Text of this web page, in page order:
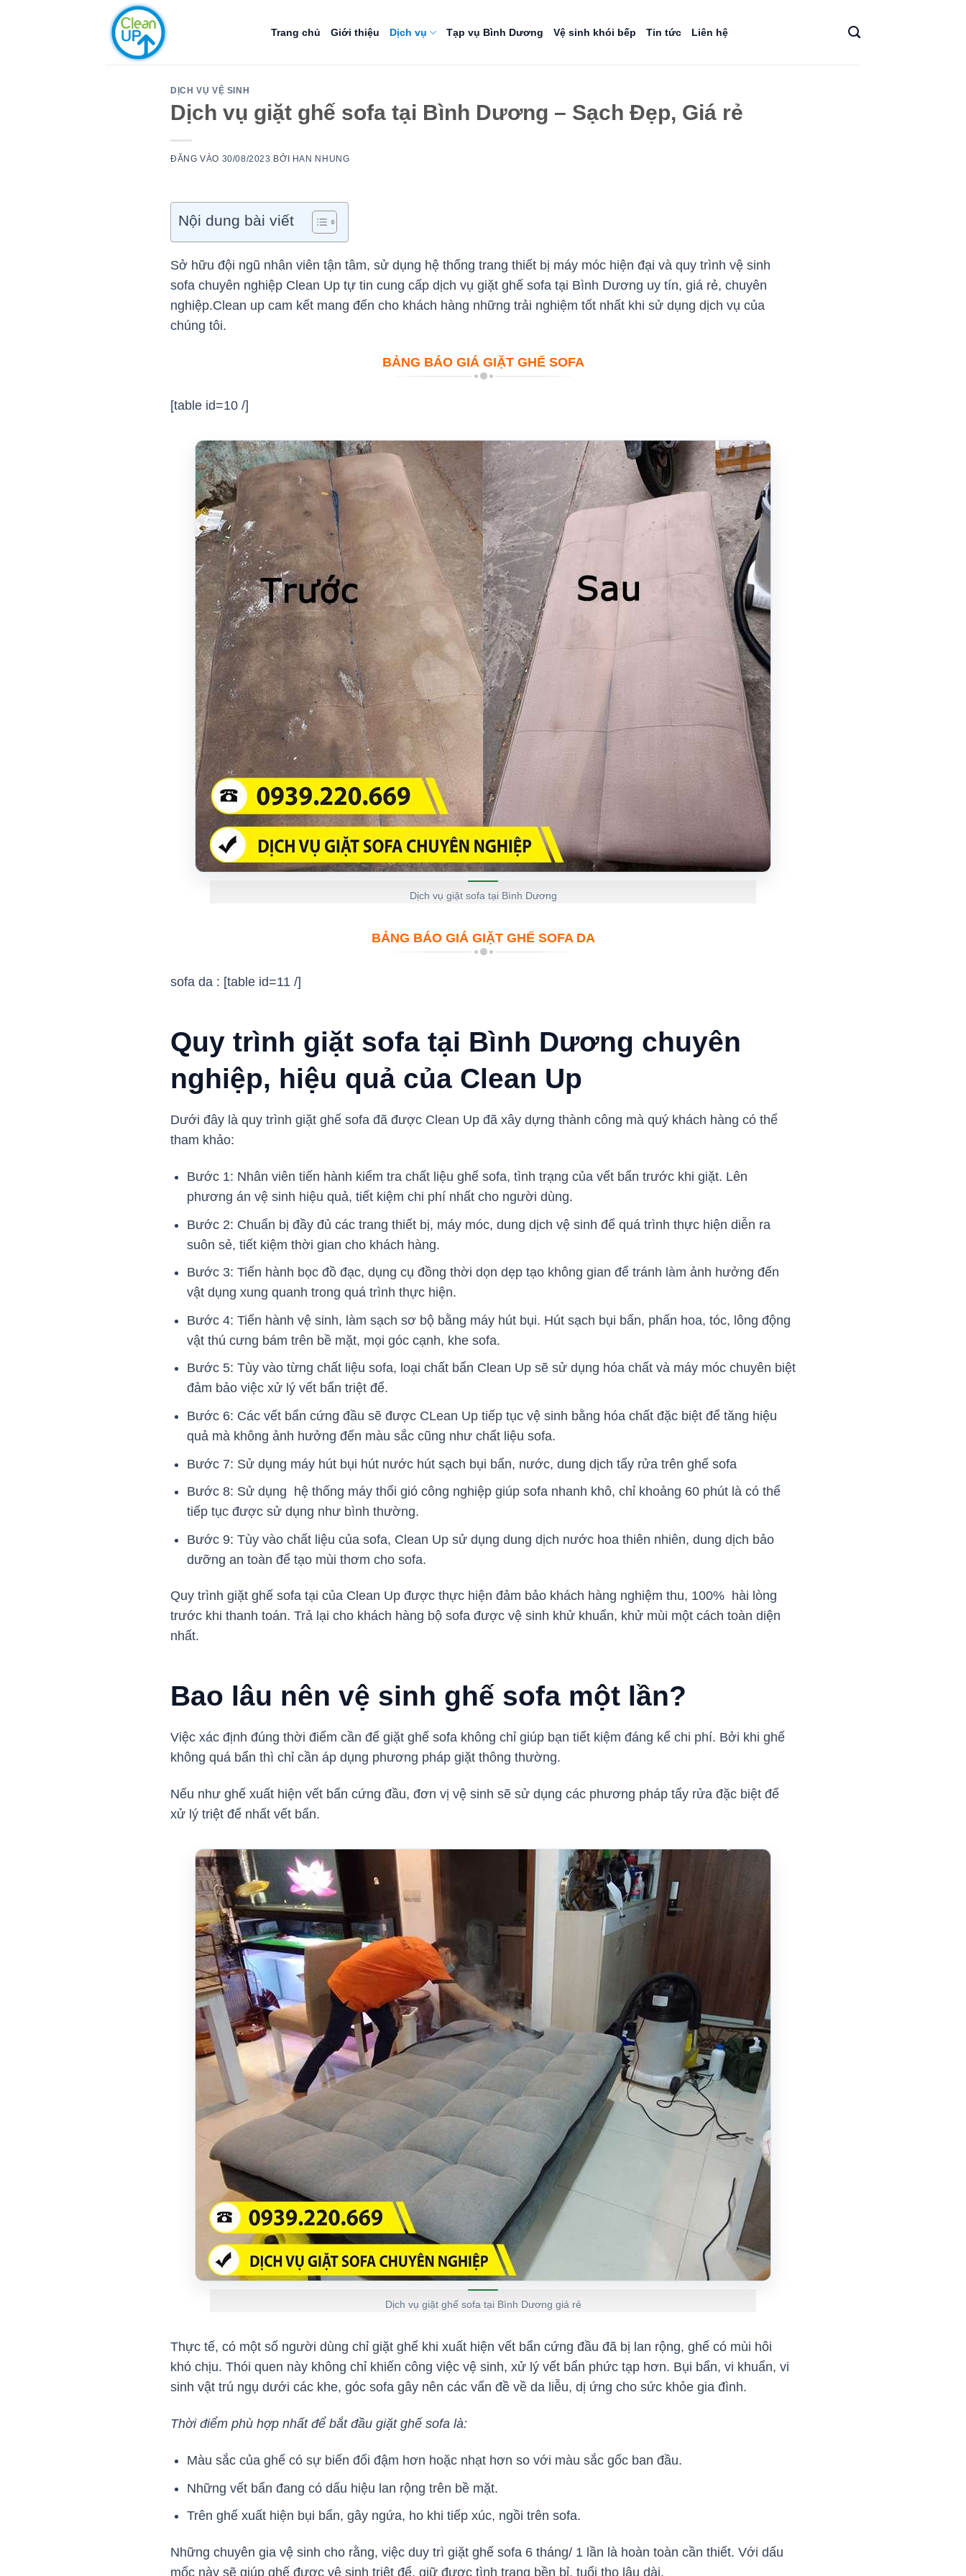
Trang chủ Giới thiệu Dịch vụ Tạp vụ Bình Dương Vệ sinh khói bếp Tin tức Liên hệ
DỊCH VỤ VỆ SINH
Dịch vụ giặt ghế sofa tại Bình Dương – Sạch Đẹp, Giá rẻ
ĐĂNG VÀO 30/08/2023 BỞI HAN NHUNG
Nội dung bài viết
Sở hữu đội ngũ nhân viên tận tâm, sử dụng hệ thống trang thiết bị máy móc hiện đại và quy trình vệ sinh
sofa chuyên nghiệp Clean Up tự tin cung cấp dịch vụ giặt ghế sofa tại Bình Dương uy tín, giá rẻ, chuyên
nghiệp.Clean up cam kết mang đến cho khách hàng những trải nghiệm tốt nhất khi sử dụng dịch vụ của
chúng tôi.
BẢNG BÁO GIÁ GIẶT GHẾ SOFA
[table id=10 /]
Dịch vụ giặt sofa tại Bình Dương
BẢNG BÁO GIÁ GIẶT GHẾ SOFA DA
sofa da : [table id=11 /]
Quy trình giặt sofa tại Bình Dương chuyên
nghiệp, hiệu quả của Clean Up
Dưới đây là quy trình giặt ghế sofa đã được Clean Up đã xây dựng thành công mà quý khách hàng có thể
tham khảo:
Bước 1: Nhân viên tiến hành kiểm tra chất liệu ghế sofa, tình trạng của vết bẩn trước khi giặt. Lên
phương án vệ sinh hiệu quả, tiết kiệm chi phí nhất cho người dùng.
Bước 2: Chuẩn bị đầy đủ các trang thiết bị, máy móc, dung dịch vệ sinh để quá trình thực hiện diễn ra
suôn sẻ, tiết kiệm thời gian cho khách hàng.
Bước 3: Tiến hành bọc đồ đạc, dụng cụ đồng thời dọn dẹp tạo không gian để tránh làm ảnh hưởng đến
vật dụng xung quanh trong quá trình thực hiện.
Bước 4: Tiến hành vệ sinh, làm sạch sơ bộ bằng máy hút bụi. Hút sạch bụi bẩn, phấn hoa, tóc, lông động
vật thú cưng bám trên bề mặt, mọi góc cạnh, khe sofa.
Bước 5: Tùy vào từng chất liệu sofa, loại chất bẩn Clean Up sẽ sử dụng hóa chất và máy móc chuyên biệt
đảm bảo việc xử lý vết bẩn triệt để.
Bước 6: Các vết bẩn cứng đầu sẽ được CLean Up tiếp tục vệ sinh bằng hóa chất đặc biệt để tăng hiệu
quả mà không ảnh hưởng đến màu sắc cũng như chất liệu sofa.
Bước 7: Sử dụng máy hút bụi hút nước hút sạch bụi bẩn, nước, dung dịch tẩy rửa trên ghế sofa
Bước 8: Sử dụng hệ thống máy thổi gió công nghiệp giúp sofa nhanh khô, chỉ khoảng 60 phút là có thể
tiếp tục được sử dụng như bình thường.
Bước 9: Tùy vào chất liệu của sofa, Clean Up sử dụng dung dịch nước hoa thiên nhiên, dung dịch bảo
dưỡng an toàn để tạo mùi thơm cho sofa.
Quy trình giặt ghế sofa tại của Clean Up được thực hiện đảm bảo khách hàng nghiệm thu, 100% hài lòng
trước khi thanh toán. Trả lại cho khách hàng bộ sofa được vệ sinh khử khuẩn, khử mùi một cách toàn diện
nhất.
Bao lâu nên vệ sinh ghế sofa một lần?
Việc xác định đúng thời điểm cần để giặt ghế sofa không chỉ giúp bạn tiết kiệm đáng kể chi phí. Bởi khi ghế
không quá bẩn thì chỉ cần áp dụng phương pháp giặt thông thường.
Nếu như ghế xuất hiện vết bẩn cứng đầu, đơn vị vệ sinh sẽ sử dụng các phương pháp tẩy rửa đặc biệt để
xử lý triệt để nhất vết bẩn.
Dịch vụ giặt ghế sofa tại Bình Dương giá rẻ
Thực tế, có một số người dùng chỉ giặt ghế khi xuất hiện vết bẩn cứng đầu đã bị lan rộng, ghế có mùi hôi
khó chịu. Thói quen này không chỉ khiến công việc vệ sinh, xử lý vết bẩn phức tạp hơn. Bụi bẩn, vi khuẩn, vi
sinh vật trú ngụ dưới các khe, góc sofa gây nên các vấn đề về da liễu, dị ứng cho sức khỏe gia đình.
Thời điểm phù hợp nhất để bắt đầu giặt ghế sofa là:
Màu sắc của ghế có sự biến đổi đậm hơn hoặc nhạt hơn so với màu sắc gốc ban đầu.
Những vết bẩn đang có dấu hiệu lan rộng trên bề mặt.
Trên ghế xuất hiện bụi bẩn, gây ngứa, ho khi tiếp xúc, ngồi trên sofa.
Những chuyên gia vệ sinh cho rằng, việc duy trì giặt ghế sofa 6 tháng/ 1 lần là hoàn toàn cần thiết. Với dấu
mốc này sẽ giúp ghế được vệ sinh triệt để, giữ được tình trạng bền bỉ, tuổi thọ lâu dài.